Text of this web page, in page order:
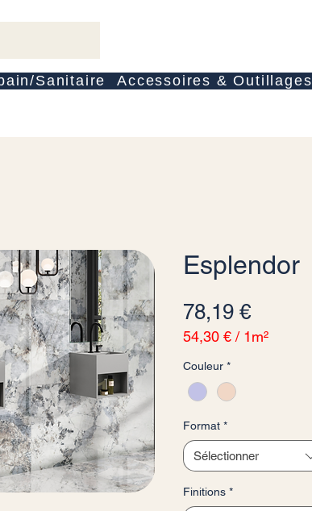
Sanitaire Accessoires & Outillages
Esplendor
78,19 €Prix
54,30 € / 1m²
pour
1
carré
Couleur *
Format *
Sélectionner
Finitions *